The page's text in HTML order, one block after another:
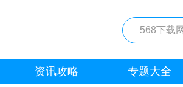
资讯攻略 专题大全